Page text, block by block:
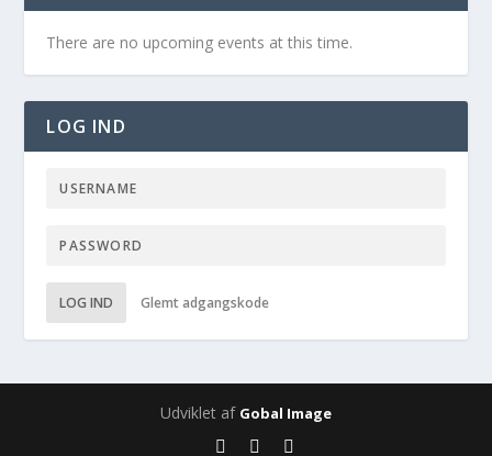
There are no upcoming events at this time.
LOG IND
LOG IND Glemt adgangskode
Udviklet af Gobal Image